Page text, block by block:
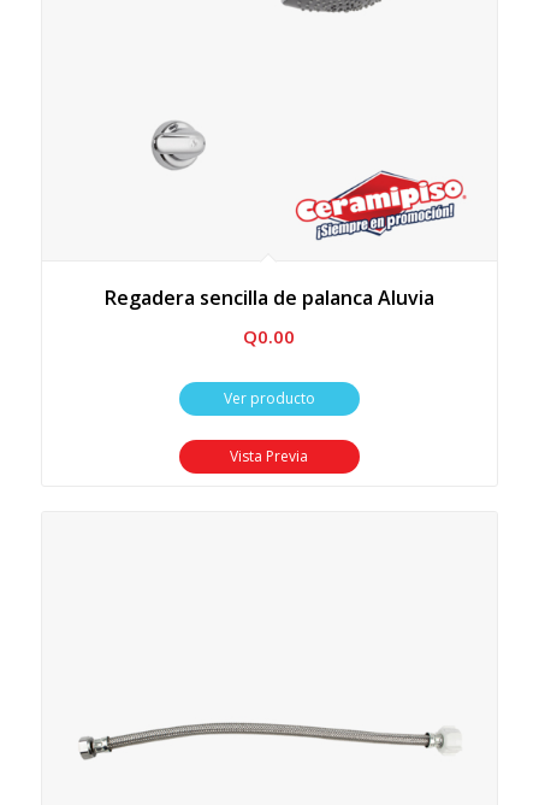
Regadera sencilla de palanca Aluvia
Q0.00
Ver producto
Vista Previa